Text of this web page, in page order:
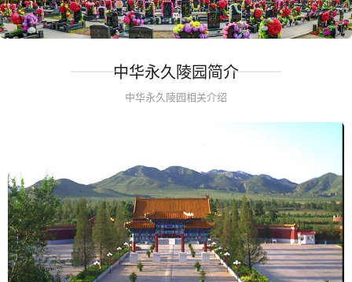
中华永久陵园简介
中华永久陵园相关介绍